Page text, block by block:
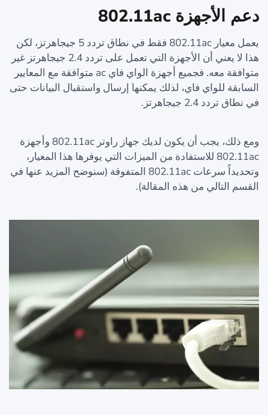
دعم الأجهزة 802.11ac
يعمل معيار 802.11ac فقط في نطاق تردد 5 جيجاهرتز، لكن
هذا لا يعني أن الأجهزة التي تعمل على تردد 2.4 جيجاهرتز غير
متوافقة معه. فجميع أجهزة الواي فاي ac متوافقة مع المعايير
السابقة للواي فاي، لذلك يمكنها إرسال واستقبال البيانات حتى
في نطاق تردد 2.4 جيجاهرتز.
ومع ذلك، يجب أن يكون لديك جهاز راوتر 802.11ac وأجهزة
802.11ac للاستفادة من الميزات التي يوفرها هذا المعيار،
وتحديداً سرعات 802.11ac المتفوقة (سنوضح المزيد عنها في
القسم التالي من هذه المقالة).